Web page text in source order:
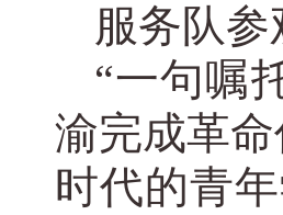
服务队
“一句嘱
渝完成革
时代的青